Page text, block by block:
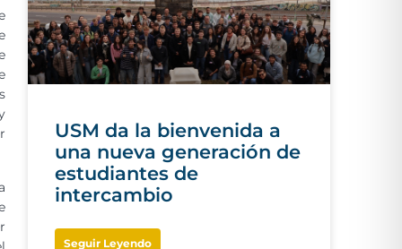
USM da la bienvenida a
una nueva generación de
estudiantes de
intercambio
Seguir Leyendo